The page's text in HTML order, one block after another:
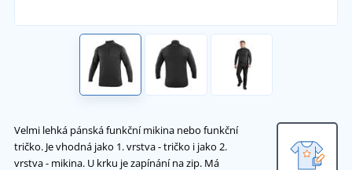
Velmi lehká pánská funkční mikina nebo funkční
tričko. Je vhodná jako 1. vrstva - tričko i jako 2.
vrstva - mikina. U krku je zapínání na zip. Má